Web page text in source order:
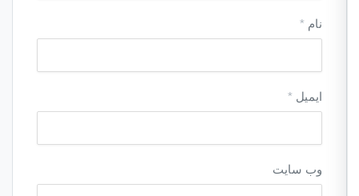
نام*
ایمیل*
وب‌ سایت